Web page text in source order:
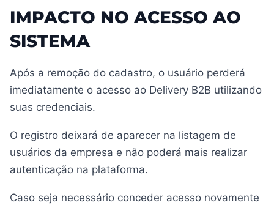
IMPACTO NO ACESSO AO
SISTEMA
Após a remoção do cadastro, o usuário perderá
imediatamente o acesso ao Delivery B2B utilizando
suas credenciais.
O registro deixará de aparecer na listagem de
usuários da empresa e não poderá mais realizar
autenticação na plataforma.
Caso seja necessário conceder acesso novamente